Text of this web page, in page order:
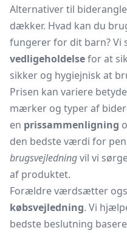
Alternativer til
dækker. Hvad kan du
fungerer for dit barn? Vi
vedligeholdelsefor at
sikker og hygiejnisk at
Prisen kan variere
mærker og typer af
en prissammenligning
den bedste værdi for
brugsvejledningvil vi
af produktet.
Forældre værdsætter
købsvejledning. Vi
bedste beslutning